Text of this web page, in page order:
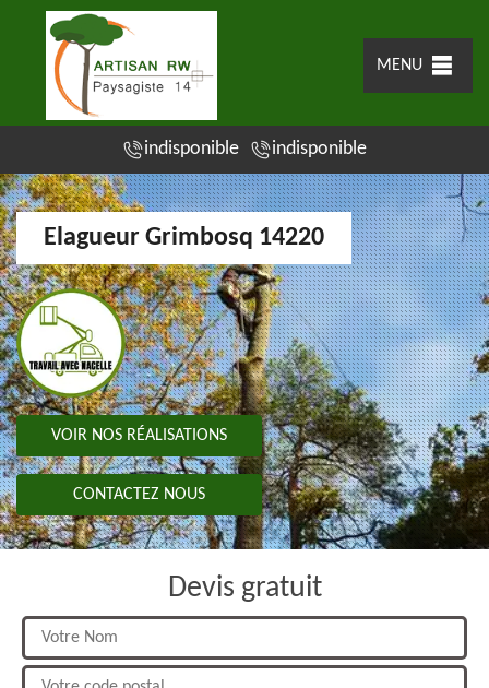
MENU
indisponible indisponible
Elagueur Grimbosq 14220
VOIR NOS RÉALISATIONS
CONTACTEZ NOUS
Devis gratuit